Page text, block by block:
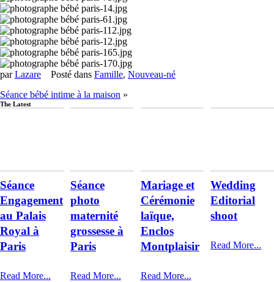
parLazare Posté dans Famille, Nouveau-né
Séance bébé intime à la maison »
The Latest
Séance
Engagement
au Palais
Royal à
Paris
Read More...
Séance
photo
maternité
grossesse à
Paris
Read More...
Mariage et
Cérémonie
laïque,
Enclos
Montplaisir
Read More...
Wedding
Editorial
shoot
Read More...